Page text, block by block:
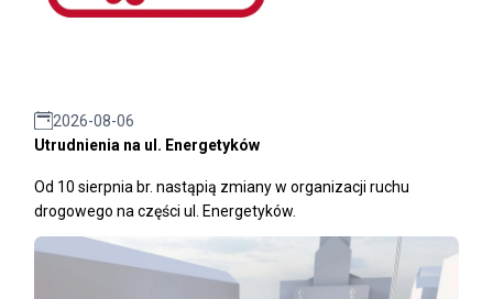
2026-08-06
Utrudnienia na ul. Energetyków
Od 10 sierpnia br. nastąpią zmiany w organizacji ruchu
drogowego na części ul. Energetyków.